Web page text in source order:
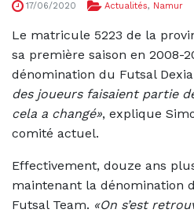
17/06/2020 Actualités, Namur
Le matricule 5223 de la
sa première saison en 2008-
dénomination du Futsal
des joueurs faisaient partie
cela a changé», explique
comité actuel.
Effectivement, douze ans
maintenant la dénomination
Futsal Team. «On s’est